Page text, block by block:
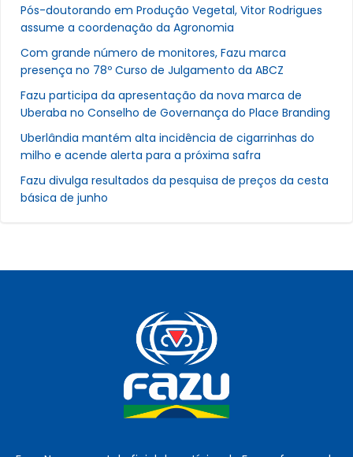
Pós-doutorando em Produção Vegetal, Vitor Rodrigues
assume a coordenação da Agronomia
Com grande número de monitores, Fazu marca
presença no 78º Curso de Julgamento da ABCZ
Fazu participa da apresentação da nova marca de
Uberaba no Conselho de Governança do Place Branding
Uberlândia mantém alta incidência de cigarrinhas do
milho e acende alerta para a próxima safra
Fazu divulga resultados da pesquisa de preços da cesta
básica de junho